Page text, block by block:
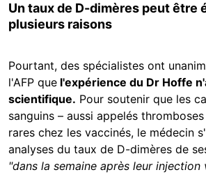
Un taux de D-dimères peut être
plusieurs raisons
Pourtant, des spécialistes ont
l'AFP que l'expérience du Dr Hoffe
scientifique. Pour soutenir que les
sanguins – aussi appelés
rares chez les vaccinés, le médecin
analyses du taux de D-dimères de
"dans la semaine après leur injection